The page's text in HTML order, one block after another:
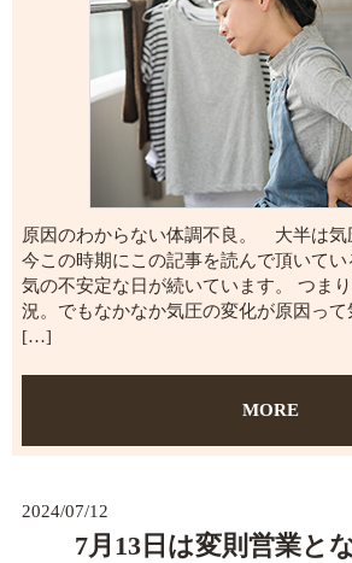
原因のわからない体調不良。 大半は気
今この時期にこの記事を読んで頂いて
気の不安定な日が続いています。 つま
況。でもなかなか気圧の変化が原因っ
[…]
MORE
2024/07/12
7月13日は変則営業と